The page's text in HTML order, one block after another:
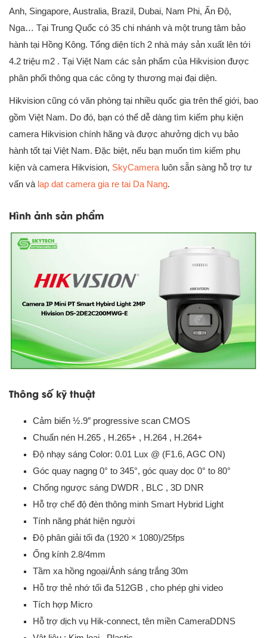
Anh, Singapore, Australia, Brazil, Dubai, Nam Phi, Ấn Độ,
Nga… Tại Trung Quốc có 35 chi nhánh và một trung tâm bảo
hành tại Hồng Kông. Tổng diện tích 2 nhà máy sản xuất lên tới
4.2 triệu m2 . Tại Việt Nam các sản phẩm của Hikvision được
phân phối thông qua các công ty thương mại đại diện.
Hikvision cũng có văn phòng tại nhiều quốc gia trên thế giới, bao
gồm Việt Nam. Do đó, bạn có thể dễ dàng tìm kiếm phụ kiện
camera Hikvision chính hãng và được ahưởng dịch vụ bảo
hành tốt tại Việt Nam. Đặc biệt, nếu bạn muốn tìm kiếm phụ
kiện và camera Hikvision, SkyCamera luôn sẵn sàng hỗ trợ tư
vấn và lap dat camera gia re tai Da Nang.
Hình ảnh sản phẩm
Thông số kỹ thuật
Cảm biến ½.9″ progressive scan CMOS
Chuẩn nén H.265 , H.265+ , H.264 , H.264+
Độ nhạy sáng Color: 0.01 Lux @ (F1.6, AGC ON)
Góc quay nagng 0° to 345°, góc quay dọc 0° to 80°
Chống ngược sáng DWDR , BLC , 3D DNR
Hỗ trợ chế độ đèn thông minh Smart Hybrid Light
Tính năng phát hiện người
Độ phân giải tối đa (1920 × 1080)/25fps
Ống kính 2.8/4mm
Tầm xa hồng ngoại/Ánh sáng trắng 30m
Hỗ trợ thẻ nhớ tối đa 512GB , cho phép ghi video
Tích hợp Micro
Hỗ trợ dịch vụ Hik-connect, tên miền CameraDDNS